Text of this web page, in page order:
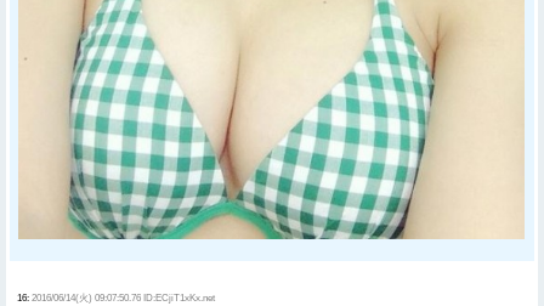
16: 2016/06/14(火) 09:07:50.76 ID:ECjiT1xKx.net